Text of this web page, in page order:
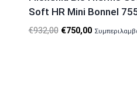
Soft HR Mini Bonnel
€932,00 Original
€750,00Η